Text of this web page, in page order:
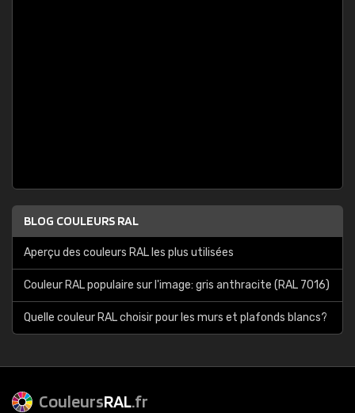
BLOG COULEURS RAL
Aperçu des couleurs RAL les plus utilisées
Couleur RAL populaire sur l'image: gris anthracite (RAL 7016)
Quelle couleur RAL choisir pour les murs et plafonds blancs?
CouleursRAL.fr